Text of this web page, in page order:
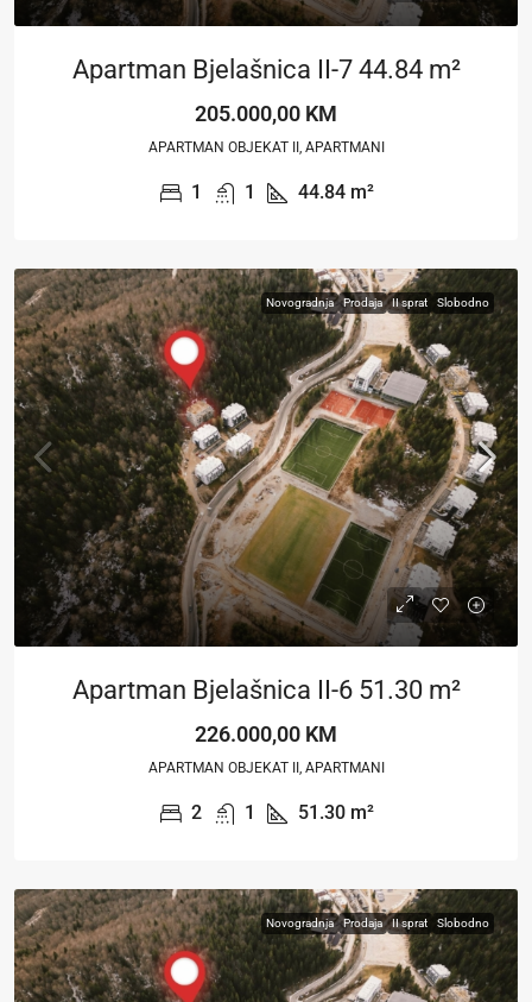
Apartman Bjelašnica II-7 44.84 m²
205.000,00 KM
APARTMAN OBJEKAT II, APARTMANI
1 1 44.84 m²
Novogradnja Prodaja II sprat Slobodno
Apartman Bjelašnica II-6 51.30 m²
226.000,00 KM
APARTMAN OBJEKAT II, APARTMANI
2 1 51.30 m²
Novogradnja Prodaja II sprat Slobodno